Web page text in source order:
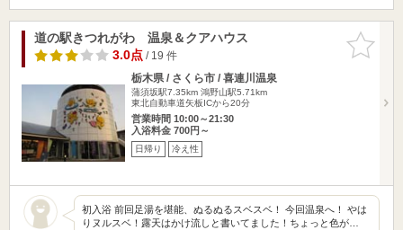
お気に入
りに追加
道の駅きつれがわ 温泉＆クアハウス
3.0点/ 19 件
栃木県 / さくら市 / 喜連川温泉
蒲須坂駅7.35km 鴻野山駅5.71km
東北自動車道矢板ICから20分
営業時間 10:00～21:30
入浴料金 700円～
日帰り 冷え性
初入浴 前回足湯を堪能、ぬるぬるスベスベ！ 今回温泉へ！ やは
りヌルスベ！露天はかけ流しと書いてました！ちょっと色が…